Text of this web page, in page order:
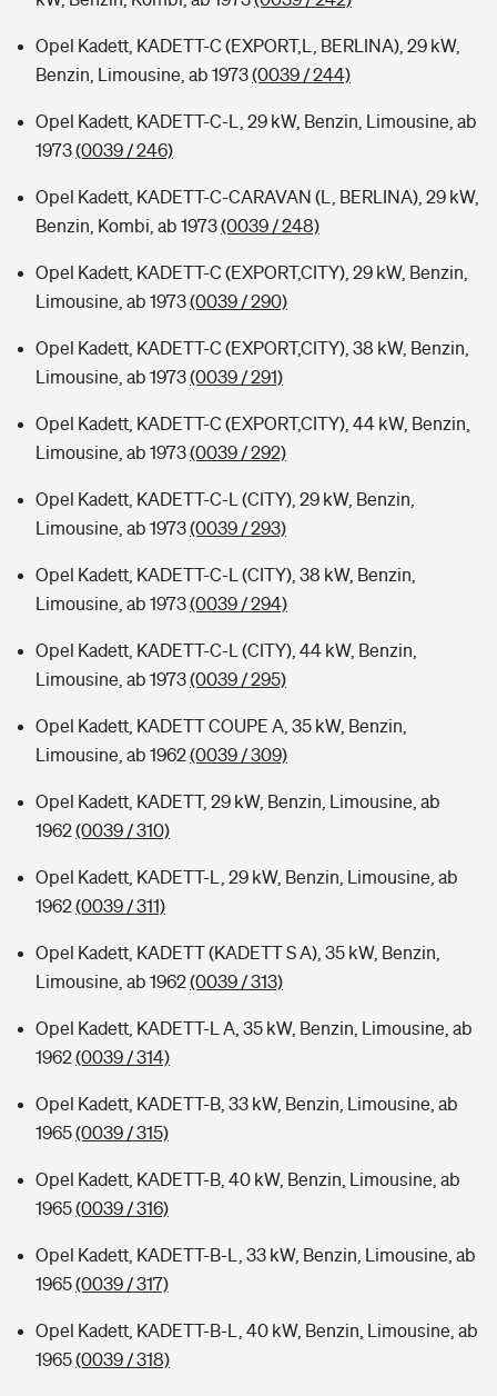
Opel Kadett, KADETT-C (EXPORT,L, BERLINA), 29 kW,
Benzin, Limousine, ab 1973(0039 / 244)
Opel Kadett, KADETT-C-L, 29 kW, Benzin, Limousine, ab
1973(0039 / 246)
Opel Kadett, KADETT-C-CARAVAN (L, BERLINA), 29 kW,
Benzin, Kombi, ab 1973(0039 / 248)
Opel Kadett, KADETT-C (EXPORT,CITY), 29 kW, Benzin,
Limousine, ab 1973(0039 / 290)
Opel Kadett, KADETT-C (EXPORT,CITY), 38 kW, Benzin,
Limousine, ab 1973(0039 / 291)
Opel Kadett, KADETT-C (EXPORT,CITY), 44 kW, Benzin,
Limousine, ab 1973(0039 / 292)
Opel Kadett, KADETT-C-L (CITY), 29 kW, Benzin,
Limousine, ab 1973(0039 / 293)
Opel Kadett, KADETT-C-L (CITY), 38 kW, Benzin,
Limousine, ab 1973(0039 / 294)
Opel Kadett, KADETT-C-L (CITY), 44 kW, Benzin,
Limousine, ab 1973(0039 / 295)
Opel Kadett, KADETT COUPE A, 35 kW, Benzin,
Limousine, ab 1962(0039 / 309)
Opel Kadett, KADETT, 29 kW, Benzin, Limousine, ab
1962(0039 / 310)
Opel Kadett, KADETT-L, 29 kW, Benzin, Limousine, ab
1962(0039 / 311)
Opel Kadett, KADETT (KADETT S A), 35 kW, Benzin,
Limousine, ab 1962(0039 / 313)
Opel Kadett, KADETT-L A, 35 kW, Benzin, Limousine, ab
1962(0039 / 314)
Opel Kadett, KADETT-B, 33 kW, Benzin, Limousine, ab
1965(0039 / 315)
Opel Kadett, KADETT-B, 40 kW, Benzin, Limousine, ab
1965(0039 / 316)
Opel Kadett, KADETT-B-L, 33 kW, Benzin, Limousine, ab
1965(0039 / 317)
Opel Kadett, KADETT-B-L, 40 kW, Benzin, Limousine, ab
1965(0039 / 318)